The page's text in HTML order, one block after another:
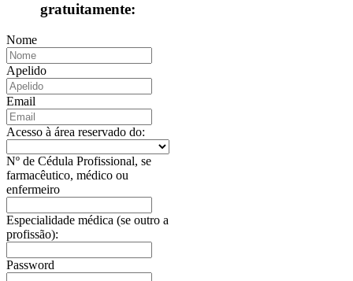
gratuitamente:
Nome
Apelido
Email
Acesso à área reservado do:
Nº de Cédula Profissional, se
farmacêutico, médico ou
enfermeiro
Especialidade médica (se outro a
profissão):
Password